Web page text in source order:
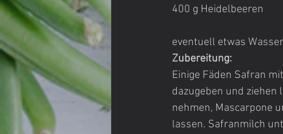
400 g Heidelbeeren
eventuell etwas
Zubereitung:
Einige Fäden Safran
dazugeben und ziehen
nehmen, Mascarpone
lassen. Safranmilch